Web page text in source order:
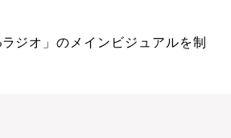
ジオ」のメインビジュアルを制